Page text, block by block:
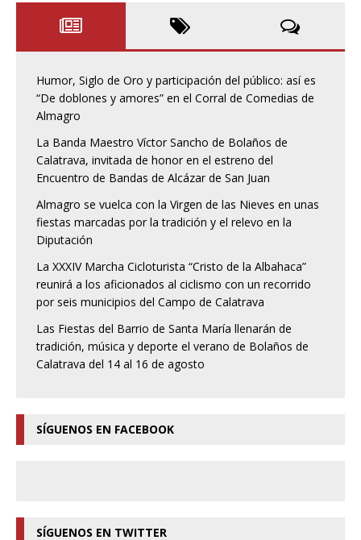
Humor, Siglo de Oro y participación del público: así es
“De doblones y amores” en el Corral de Comedias de
Almagro
La Banda Maestro Víctor Sancho de Bolaños de
Calatrava, invitada de honor en el estreno del
Encuentro de Bandas de Alcázar de San Juan
Almagro se vuelca con la Virgen de las Nieves en unas
fiestas marcadas por la tradición y el relevo en la
Diputación
La XXXIV Marcha Cicloturista “Cristo de la Albahaca”
reunirá a los aficionados al ciclismo con un recorrido
por seis municipios del Campo de Calatrava
Las Fiestas del Barrio de Santa María llenarán de
tradición, música y deporte el verano de Bolaños de
Calatrava del 14 al 16 de agosto
SÍGUENOS EN FACEBOOK
SÍGUENOS EN TWITTER